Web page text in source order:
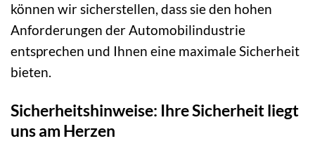
können wir sicherstellen, dass sie den hohen
Anforderungen der Automobilindustrie
entsprechen und Ihnen eine maximale Sicherheit
bieten.
Sicherheitshinweise: Ihre Sicherheit liegt
uns am Herzen